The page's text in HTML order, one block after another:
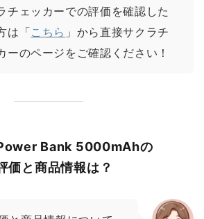
チェッカーでの評価を確認した
は「こちら 」から直接サクラチ
ーのページをご確認ください！
Bank 5000mAhの
価と商品情報は？